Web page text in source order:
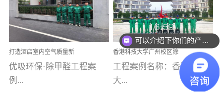
产产品都经过严格的质检
程序；生产车间为优吸总
部和全国分支机构生产光
触媒、净醛王、祛味剂等
优吸系列产品，保质保量
完成生产任务，确保全国
内空气治理项目深圳安居
乐寓 深圳市安居乐寓
为深圳安居集团旗下城...
小学(珠江湾校区)项目地
址：广州市南沙区海滨路
南沙珠江湾江门市蓬江区
禾...
打造酒店室内空气质量新
标杆——优吸环保·标杆之
作：东莞美豪雅致酒店室
内空气治理工程纪实
优吸环保·除甲醛工程案
例...
香港科技大学广州校区除
甲醛项目圆满完成
工程案例名称：香港科技
大...
你们是怎么收费的呢